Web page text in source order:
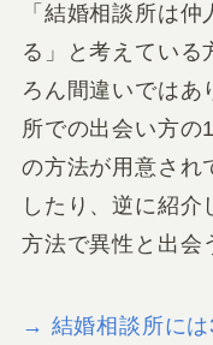
「結婚相談所は
る」と考えている
ろん間違いではあ
所での出会い方の
の方法が用意され
したり、逆に紹介
方法で異性と出会
→ 結婚相談所には